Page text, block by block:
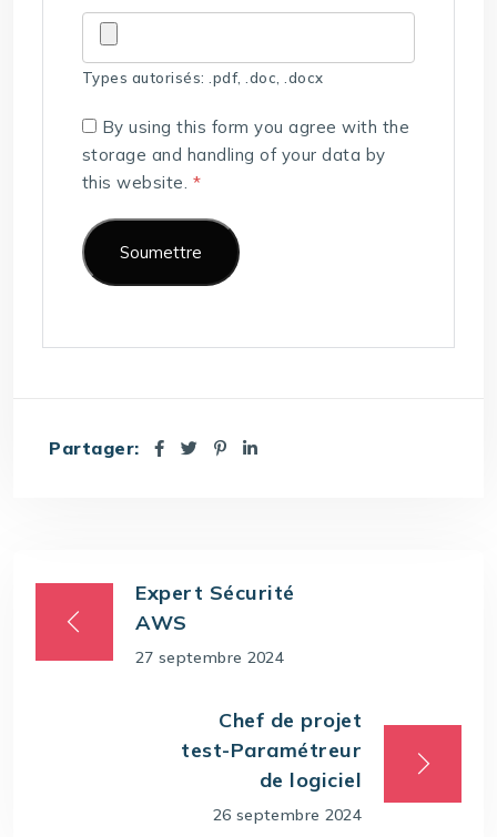
Types autorisés: .pdf, .doc, .docx
By using this form you agree with the
storage and handling of your data by
this website. *
Partager:
Expert Sécurité
AWS
27 septembre 2024
Chef de projet
test-Paramétreur
de logiciel
26 septembre 2024